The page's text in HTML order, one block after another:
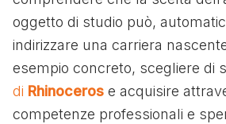
oggetto di studio può,
indirizzare una carriera
esempio concreto, scegliere di
di Rhinoceros e acquisire
competenze professionali e